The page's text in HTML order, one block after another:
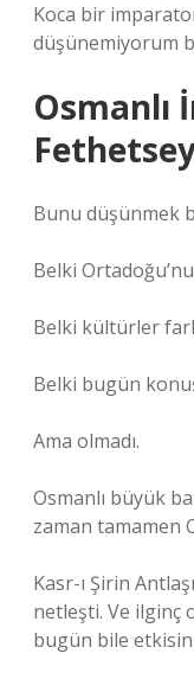
Koca bir
düşünemiyorum
Osmanlı
Bunu düşünmek
Belki
Belki kültürler
Belki bugün
Ama olmadı.
Osmanlı büyük
zaman tamamen
Kasr-ı Şirin
netleşti. Ve ilginç
bugün bile